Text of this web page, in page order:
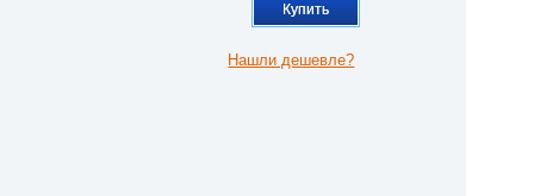
Купить
Нашли дешевле?